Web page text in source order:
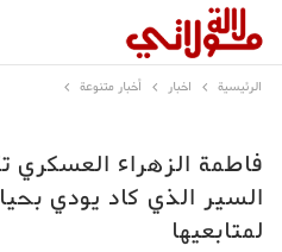
الرئيسية اخبار أخبار متنوعة
فاطمة الزهراء
السير الذي كاد يودي
لمتابعيها